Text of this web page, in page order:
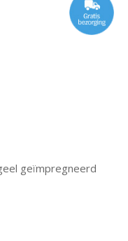
geïmpregneerd